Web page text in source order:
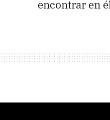
encontrar en